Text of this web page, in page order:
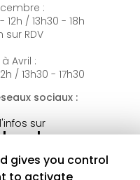
:
12h / 13h30 - 18h
sur RDV
Avril :
/ 13h30 - 17h30
sociaux :
sur
gives you control